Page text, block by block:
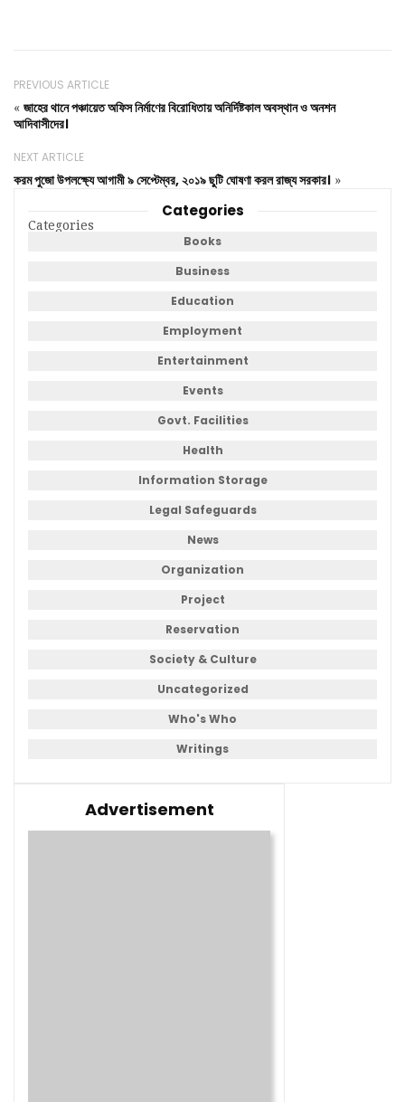
PREVIOUS ARTICLE
« জাহের থানে পঞ্চায়েত অফিস নির্মাণের বিরোধিতায় অনির্দিষ্টকাল অবস্থান ও অনশন
আদিবাসীদের।
NEXT ARTICLE
করম পুজো উপলক্ষ্যে আগামী ৯ সেপ্টেম্বর, ২০১৯ ছুটি ঘোষণা করল রাজ্য সরকার। »
Categories
Categories
Books
Business
Education
Employment
Entertainment
Events
Govt. Facilities
Health
Information Storage
Legal Safeguards
News
Organization
Project
Reservation
Society & Culture
Uncategorized
Who's Who
Writings
Advertisement